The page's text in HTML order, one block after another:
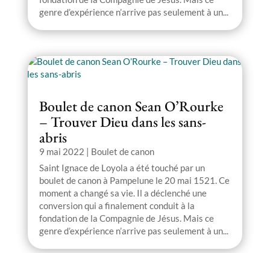
genre d’expérience n’arrive pas seulement à un...
Boulet de canon Sean O’Rourke
– Trouver Dieu dans les sans-
abris
9 mai 2022 | Boulet de canon
Saint Ignace de Loyola a été touché par un
boulet de canon à Pampelune le 20 mai 1521. Ce
moment a changé sa vie. Il a déclenché une
conversion qui a finalement conduit à la
fondation de la Compagnie de Jésus. Mais ce
genre d’expérience n’arrive pas seulement à un...